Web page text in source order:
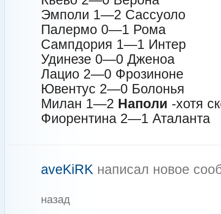
Эмполи 1—2 Сассуоло
Палермо 0—1 Рома
Сампдория 1—1 Интер
Удинезе 0—0 Дженоа
Лацио 2—0 Фрозиноне
Ювентус 2—0 Болонья
Милан 1—2 Наполи -хотя
Фиорентина 2—1 Аталанта
aveKiRK написал новое
назад